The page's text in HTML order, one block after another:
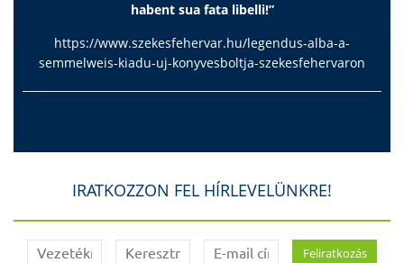
habent sua fata libelli!”
https://www.szekesfehervar.hu/legendus-alba-a-
semmelweis-kiadu-uj-konyvesboltja-szekesfehervaron
IRATKOZZON FEL HÍRLEVELÜNKRE!